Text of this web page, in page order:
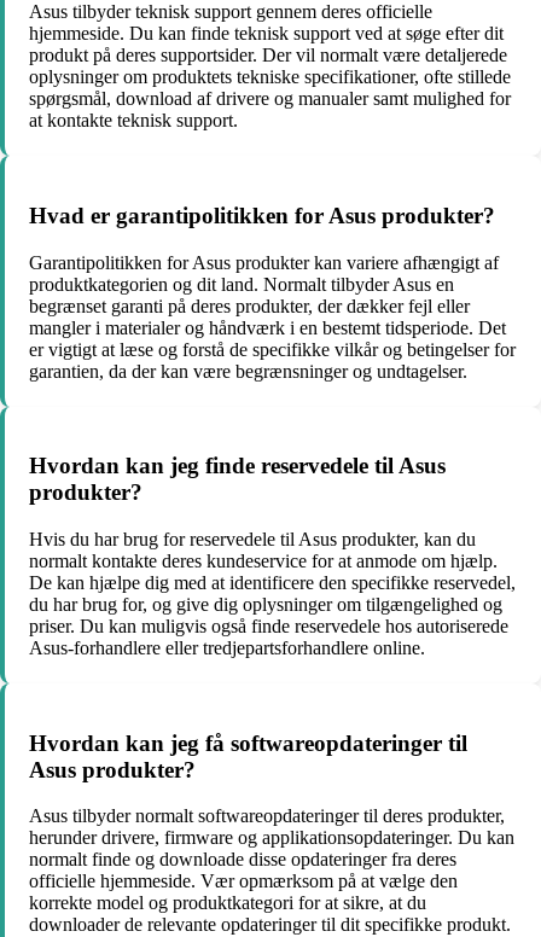
Asus tilbyder teknisk support gennem deres officielle
hjemmeside. Du kan finde teknisk support ved at søge efter dit
produkt på deres supportsider. Der vil normalt være detaljerede
oplysninger om produktets tekniske specifikationer, ofte stillede
spørgsmål, download af drivere og manualer samt mulighed for
at kontakte teknisk support.
Hvad er garantipolitikken for Asus produkter?
Garantipolitikken for Asus produkter kan variere afhængigt af
produktkategorien og dit land. Normalt tilbyder Asus en
begrænset garanti på deres produkter, der dækker fejl eller
mangler i materialer og håndværk i en bestemt tidsperiode. Det
er vigtigt at læse og forstå de specifikke vilkår og betingelser for
garantien, da der kan være begrænsninger og undtagelser.
Hvordan kan jeg finde reservedele til Asus
produkter?
Hvis du har brug for reservedele til Asus produkter, kan du
normalt kontakte deres kundeservice for at anmode om hjælp.
De kan hjælpe dig med at identificere den specifikke reservedel,
du har brug for, og give dig oplysninger om tilgængelighed og
priser. Du kan muligvis også finde reservedele hos autoriserede
Asus-forhandlere eller tredjepartsforhandlere online.
Hvordan kan jeg få softwareopdateringer til
Asus produkter?
Asus tilbyder normalt softwareopdateringer til deres produkter,
herunder drivere, firmware og applikationsopdateringer. Du kan
normalt finde og downloade disse opdateringer fra deres
officielle hjemmeside. Vær opmærksom på at vælge den
korrekte model og produktkategori for at sikre, at du
downloader de relevante opdateringer til dit specifikke produkt.